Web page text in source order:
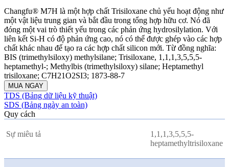
Changfu® M7H là một hợp chất Trisiloxane chủ yếu hoạt động như
một vật liệu trung gian và bắt đầu trong tổng hợp hữu cơ. Nó đã
đóng một vai trò thiết yếu trong các phản ứng hydrosilylation. Với
liên kết Si-H có độ phản ứng cao, nó có thể được ghép vào các hợp
chất khác nhau để tạo ra các hợp chất silicon mới. Từ đồng nghĩa:
BIS (trimethylsiloxy) methylsilane; Trisiloxane, 1,1,1,3,5,5,5-
heptamethyl-; Methylbis (trimethylsiloxy) silane; Heptamethyl
trisiloxane; C7H21O2SI3; 1873-88-7
MUA NGAY
TDS (Bảng dữ liệu kỹ thuật)
SDS (Bảng ngày an toàn)
Quy cách
Sự miêu tả
1,1,1,3,5,5,5-
heptamethyltrisiloxane